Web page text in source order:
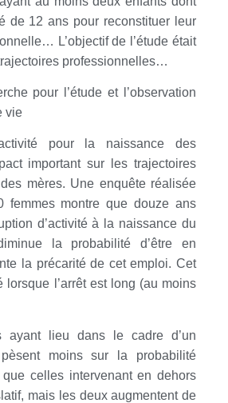
de 12 ans pour reconstituer leur
L’objectif de l’étude était
professionnelles…
pour l’étude et l’observation
vie
pour la naissance des
important sur les trajectoires
mères. Une enquête réalisée
femmes montre que douze ans
d’activité à la naissance du
la probabilité d’être en
la précarité de cet emploi. Cet
lorsque l’arrêt est long (au moins
ayant lieu dans le cadre d’un
moins sur la probabilité
que celles intervenant en dehors
mais les deux augmentent de